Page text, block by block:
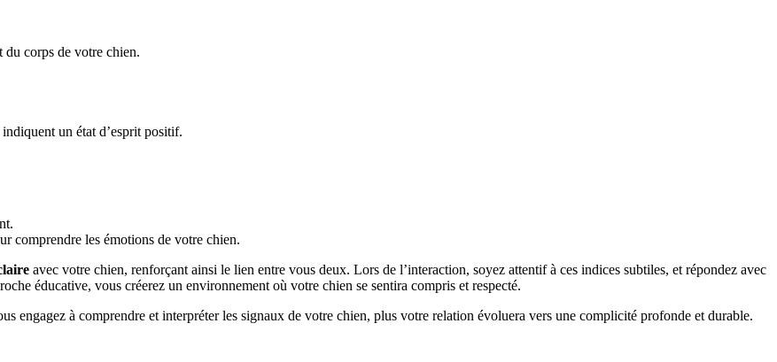
du corps de votre chien.
un état d’esprit positif.
comprendre les émotions de votre chien.
avec votre chien, renforçant ainsi le lien entre vous deux. Lors de l’interaction, soyez attentif à ces indices subtiles, et répondez avec
éducative, vous créerez un environnement où votre chien se sentira compris et respecté.
engagez à comprendre et interpréter les signaux de votre chien, plus votre relation évoluera vers une complicité profonde et durable.